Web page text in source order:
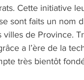
Cette initiative
sont faits un nom
villes de Province.
a l’ère de la
très bientôt